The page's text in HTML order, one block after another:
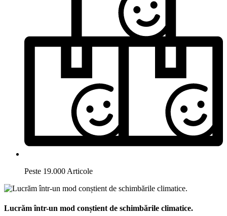
Peste 19.000 Articole
Lucrăm într-un mod conștient de schimbările climatice.